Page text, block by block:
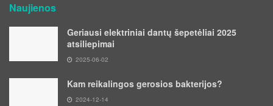
Naujienos
Geriausi elektriniai dantų šepetėliai 2025
atsiliepimai
2025-06-02
Kam reikalingos gerosios bakterijos?
2024-12-14